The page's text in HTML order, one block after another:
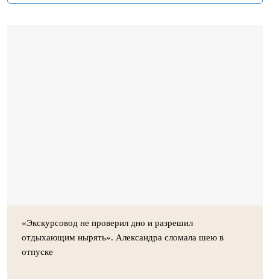
«Экскурсовод не проверил дно и разрешил
отдыхающим нырять». Александра сломала шею в
отпуске